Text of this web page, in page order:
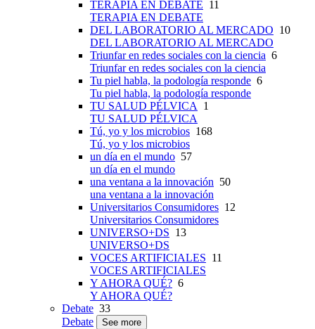
TERAPIA EN DEBATE 11
TERAPIA EN DEBATE
DEL LABORATORIO AL MERCADO 10
DEL LABORATORIO AL MERCADO
Triunfar en redes sociales con la ciencia 6
Triunfar en redes sociales con la ciencia
Tu piel habla, la podología responde 6
Tu piel habla, la podología responde
TU SALUD PÉLVICA 1
TU SALUD PÉLVICA
Tú, yo y los microbios 168
Tú, yo y los microbios
un día en el mundo 57
un día en el mundo
una ventana a la innovación 50
una ventana a la innovación
Universitarios Consumidores 12
Universitarios Consumidores
UNIVERSO+DS 13
UNIVERSO+DS
VOCES ARTIFICIALES 11
VOCES ARTIFICIALES
Y AHORA QUÉ? 6
Y AHORA QUÉ?
Debate 33
Debate
See more